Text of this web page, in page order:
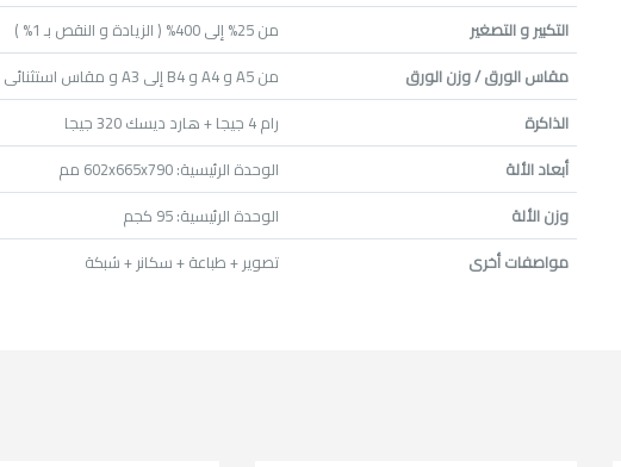
من 25% إلى 400% ( الزيادة و النقص بـ 1% )
التكبير و التصغير
من A5 و A4 و B4 إلى A3 و مقاس استثنائى : 45X32 سم - وزن الورق: من 52 إلى 300 جرام/م2 عادى و كوشيه
مقاس الورق / وزن الورق
رام 4 جيجا + هارد ديسك 320 جيجا
الذاكرة
الوحدة الرئيسية: 602x665x790 مم
أبعاد الألة
الوحدة الرئيسية: 95 كجم
وزن الألة
تصوير + طباعة + سكانر + شبكة
مواصفات أخرى